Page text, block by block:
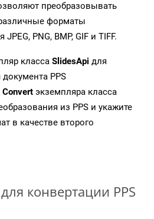
преобразовывать
форматы
PNG, BMP, GIF и TIFF.
класса SlidesApi для
PPS
Convert экземпляра класса
из PPS и укажите
в качестве второго
конвертации PPS